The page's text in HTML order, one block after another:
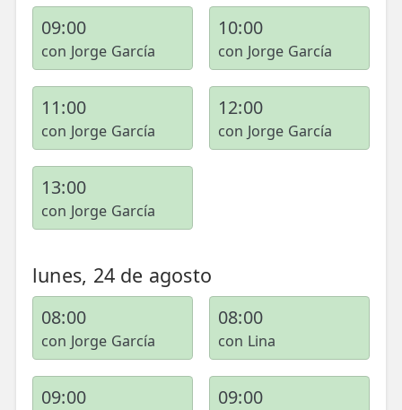
09:00
con Jorge García
10:00
con Jorge García
11:00
con Jorge García
12:00
con Jorge García
13:00
con Jorge García
lunes, 24 de agosto
08:00
con Jorge García
08:00
con Lina
09:00 09:00